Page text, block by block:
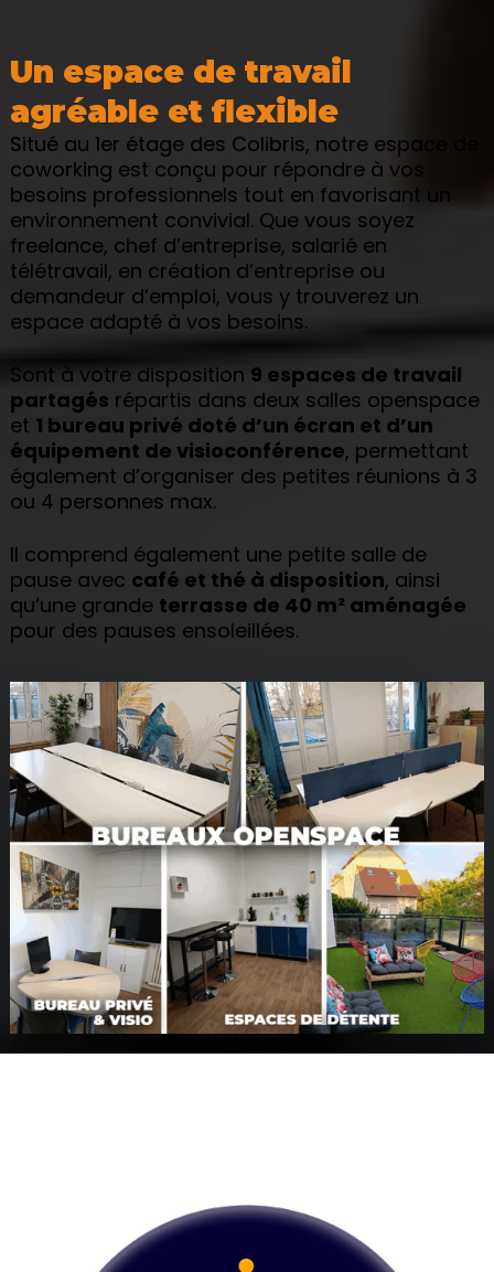
Un espace de travail
agréable et flexible
Situé au 1er étage des Colibris, notre espace de
coworking est conçu pour répondre à vos
besoins professionnels tout en favorisant un
environnement convivial. Que vous soyez
freelance, chef d’entreprise, salarié en
télétravail, en création d’entreprise ou
demandeur d’emploi, vous y trouverez un
espace adapté à vos besoins.
Sont à votre disposition 9 espaces de travail
partagés répartis dans deux salles openspace
et 1 bureau privé doté d’un écran et d’un
équipement de visioconférence, permettant
également d’organiser des petites réunions à 3
ou 4 personnes max.
Il comprend également une petite salle de
pause avec café et thé à disposition, ainsi
qu’une grande terrasse de 40 m² aménagée
pour des pauses ensoleillées.